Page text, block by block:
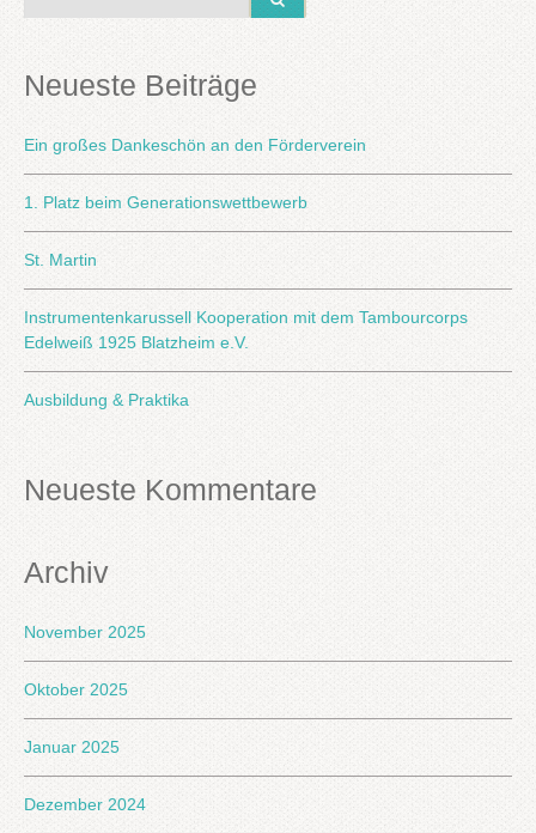
Neueste Beiträge
Ein großes Dankeschön an den Förderverein
1. Platz beim Generationswettbewerb
St. Martin
Instrumentenkarussell Kooperation mit dem Tambourcorps
Edelweiß 1925 Blatzheim e.V.
Ausbildung & Praktika
Neueste Kommentare
Archiv
November 2025
Oktober 2025
Januar 2025
Dezember 2024